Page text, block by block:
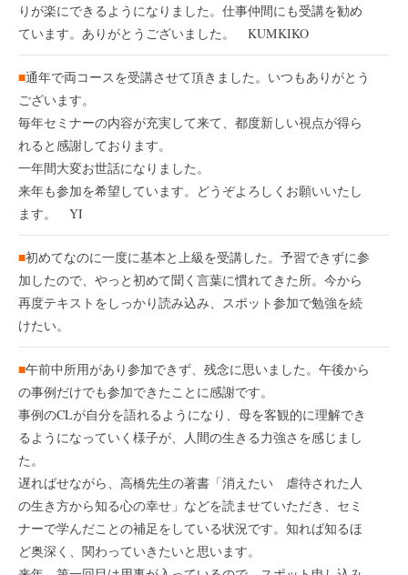
りが楽にできるようになりました。仕事仲間にも受講を勧め
ています。ありがとうございました。 KUMKIKO
■通年で両コースを受講させて頂きました。いつもありがとう
ございます。
毎年セミナーの内容が充実して来て、都度新しい視点が得ら
れると感謝しております。
一年間大変お世話になりました。
来年も参加を希望しています。どうぞよろしくお願いいたし
ます。 YI
■初めてなのに一度に基本と上級を受講した。予習できずに参
加したので、やっと初めて聞く言葉に慣れてきた所。今から
再度テキストをしっかり読み込み、スポット参加で勉強を続
けたい。
■午前中所用があり参加できず、残念に思いました。午後から
の事例だけでも参加できたことに感謝です。
事例のCLが自分を語れるようになり、母を客観的に理解でき
るようになっていく様子が、人間の生きる力強さを感じまし
た。
遅ればせながら、高橋先生の著書「消えたい 虐待された人
の生き方から知る心の幸せ」などを読ませていただき、セミ
ナーで学んだことの補足をしている状況です。知れば知るほ
ど奥深く、関わっていきたいと思います。